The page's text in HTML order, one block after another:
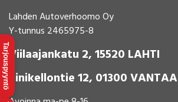
Lahden Autoverhoomo Oy
Y-tunnus 2465975-8
Viilaajankatu 2, 15520 LAHTI
Sinikellontie 12, 01300 VANTAA
Tarjouspyyntö